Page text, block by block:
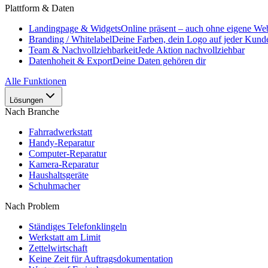
Plattform & Daten
Landingpage & WidgetsOnline präsent – auch ohne eigene
Branding / WhitelabelDeine Farben, dein Logo auf jeder
Team & NachvollziehbarkeitJede Aktion nachvollziehbar
Datenhoheit & ExportDeine Daten gehören dir
Alle Funktionen
Lösungen
Nach Branche
Fahrradwerkstatt
Handy-Reparatur
Computer-Reparatur
Kamera-Reparatur
Haushaltsgeräte
Schuhmacher
Nach Problem
Ständiges Telefonklingeln
Werkstatt am Limit
Zettelwirtschaft
Keine Zeit für Auftragsdokumentation